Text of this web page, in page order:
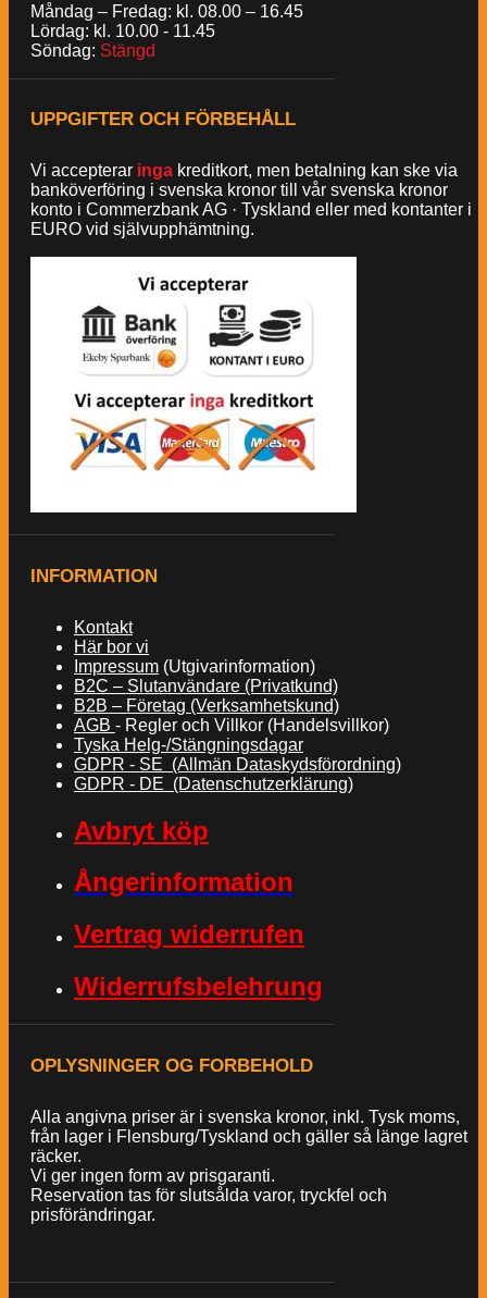
Måndag – Fredag: kl. 08.00 – 16.45
Lördag: kl. 10.00 - 11.45
Söndag: Stängd
UPPGIFTER OCH FÖRBEHÅLL
Vi accepterar inga kreditkort, men betalning kan ske via
banköverföring i svenska kronor till vår svenska kronor
konto i Commerzbank AG · Tyskland eller med kontanter i
EURO vid självupphämtning.
INFORMATION
Kontakt
Här bor vi
Impressum (Utgivarinformation)
B2C – Slutanvändare (Privatkund)
B2B – Företag (Verksamhetskund)
AGB - Regler och Villkor (Handelsvillkor)
Tyska Helg-/Stängningsdagar
GDPR - SE (Allmän Dataskydsförordning)
GDPR - DE (Datenschutzerklärung)
Avbryt köp
Ångerinformation
Vertrag widerrufen
Widerrufsbelehrung
OPLYSNINGER OG FORBEHOLD
Alla angivna priser är i svenska kronor, inkl. Tysk moms,
från lager i Flensburg/Tyskland och gäller så länge lagret
räcker.
Vi ger ingen form av prisgaranti.
Reservation tas för slutsålda varor, tryckfel och
prisförändringar.